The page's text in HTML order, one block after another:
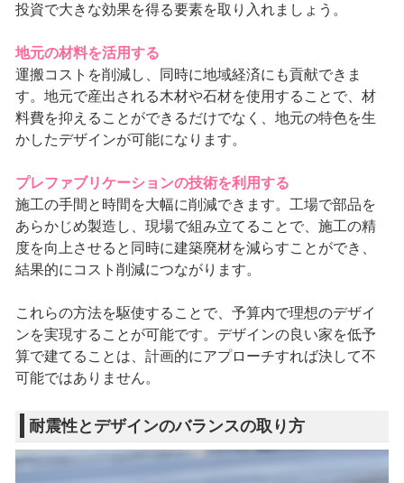
投資で大きな効果を得る要素を取り入れましょう。
地元の材料を活用する
運搬コストを削減し、同時に地域経済にも貢献できま
す。地元で産出される木材や石材を使用することで、材
料費を抑えることができるだけでなく、地元の特色を生
かしたデザインが可能になります。
プレファブリケーションの技術を利用する
施工の手間と時間を大幅に削減できます。工場で部品を
あらかじめ製造し、現場で組み立てることで、施工の精
度を向上させると同時に建築廃材を減らすことができ、
結果的にコスト削減につながります。
これらの方法を駆使することで、予算内で理想のデザイ
ンを実現することが可能です。デザインの良い家を低予
算で建てることは、計画的にアプローチすれば決して不
可能ではありません。
耐震性とデザインのバランスの取り方